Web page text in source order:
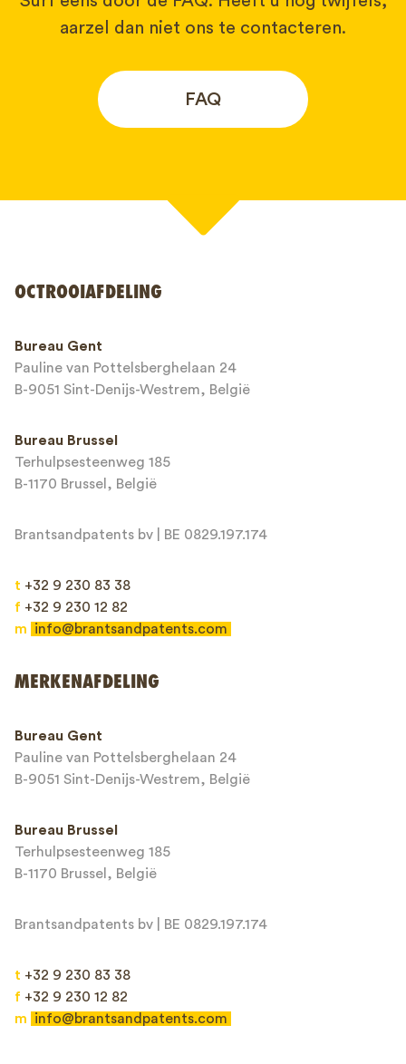
aarzel dan niet ons te contacteren.
FAQ
E-mailadres*
Bericht*
This site is protected by reCAPTCHA and the Google
OCTROOIAFDELING
Bureau Gent
Pauline van Pottelsberghelaan 24
B-9051 Sint-Denijs-Westrem, België
Bureau Brussel
Terhulpsesteenweg 185
B-1170 Brussel, België
Brantsandpatents bv | BE 0829.197.174
t +32 9 230 83 38
f +32 9 230 12 82
m
info@brantsandpatents.com
MERKENAFDELING
Bureau Gent
Pauline van Pottelsberghelaan 24
B-9051 Sint-Denijs-Westrem, België
Bureau Brussel
Terhulpsesteenweg 185
B-1170 Brussel, België
Brantsandpatents bv | BE 0829.197.174
t +32 9 230 83 38
f +32 9 230 12 82
m
info@brantsandpatents.com